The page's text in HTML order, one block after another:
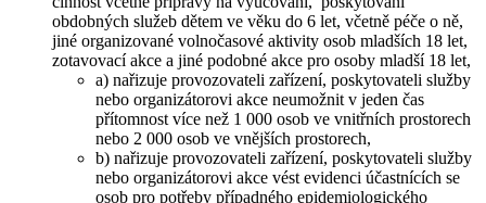
obdobných služeb dětem ve věku do 6 let, včetně péče o ně,
jiné organizované volnočasové aktivity osob mladších 18 let,
zotavovací akce a jiné podobné akce pro osoby mladší 18 let,
a) nařizuje provozovateli zařízení, poskytovateli služby
nebo organizátorovi akce neumožnit v jeden čas
přítomnost více než 1 000 osob ve vnitřních prostorech
nebo 2 000 osob ve vnějších prostorech,
b) nařizuje provozovateli zařízení, poskytovateli služby
nebo organizátorovi akce vést evidenci účastnících se
osob pro potřeby případného epidemiologického